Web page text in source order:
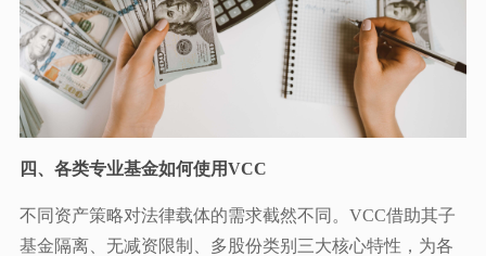
四、各类专业基金如何使用VCC
不同资产策略对法律载体的需求截然不同。VCC借助其子
基金隔离、无减资限制、多股份类别三大核心特性，为各